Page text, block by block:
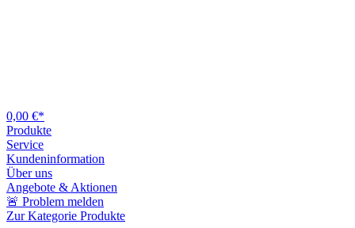
0,00 €*
Produkte
Service
Kundeninformation
Über uns
Angebote & Aktionen
🚨 Problem melden
Zur Kategorie Produkte